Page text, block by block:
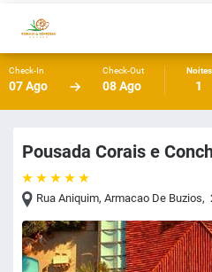
Check-In
07 Ago
Check-Out
08 Ago
Noites
1
Pousada Corais e
Rua Aniquim,Armacao De Buzios,